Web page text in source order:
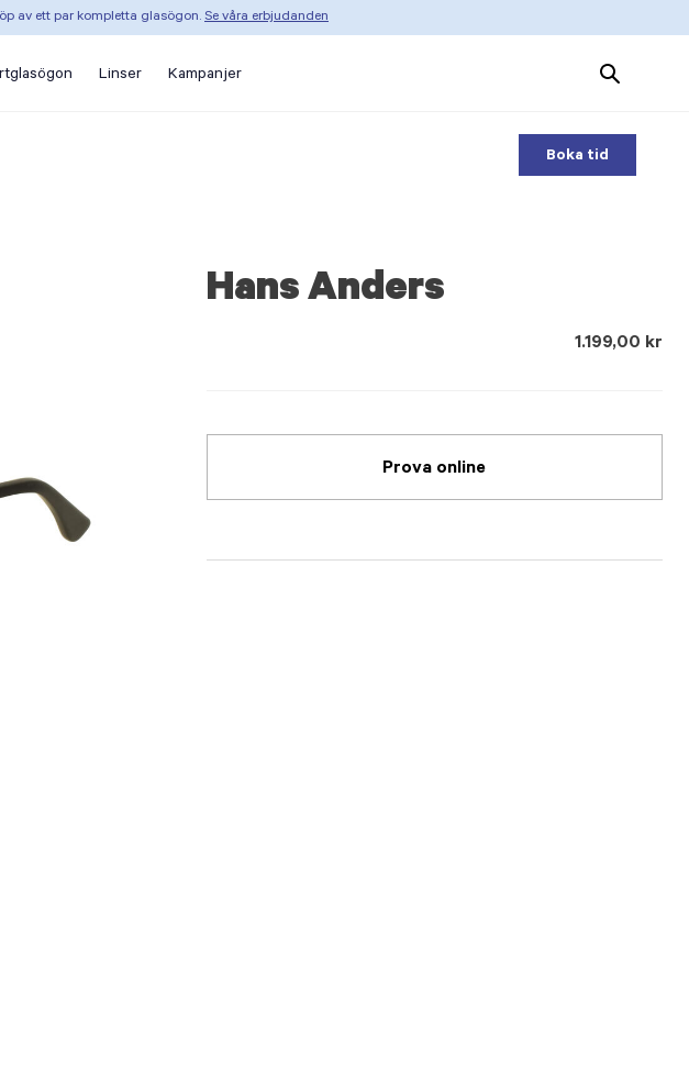
av ett par kompletta glasögon. Se våra erbjudanden
Linser Kampanjer
Search
Products
Boka tid
Hans Anders
1.199,00 kr
Prova online